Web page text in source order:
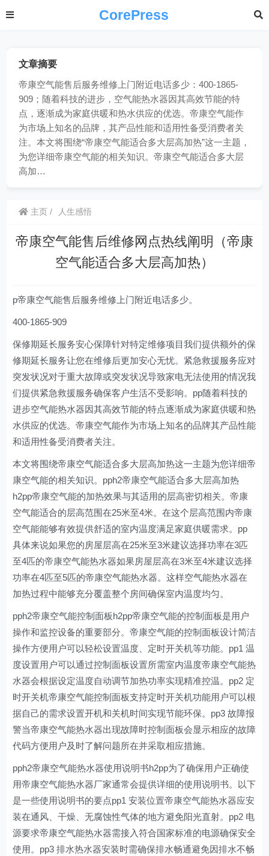
CorePress
文章摘要
帝康空气能售后服务维修上门附近电话多少：400-1865-
909；随着科技的进步，空气能热水器因其高效节能的特
点，逐渐成为家庭供暖和热水供应的优选。帝康空气能作
为市场上知名的品牌，其产品性能和适用性备受消费者关
注。本文将围绕“帝康空气能适合多大层高加热”这一主题，
为您详细帝康空气能的相关知识。帝康空气能适合多大层
高加…
主页 人生感悟
帝康空气能售后维修网点热线阐明（帝康
空气能适合多大层高加热）
p帝康空气能售后服务维修上门附近电话多少。
400-1865-909
保修期延长服务安心保障针对特定维修项目我们提供额外的保
修期延长服务让您在维修后更加安心无忧。紧急救援服务应对
突发状况对于重大故障或突发状况导致家电无法使用的情况我
们提供紧急救援服务确保客户生活不受影响。pp随着科技的
进步空气能热水器因其高效节能的特点逐渐成为家庭供暖和热
水供应的优选。帝康空气能作为市场上知名的品牌其产品性能
和适用性备受消费者关注。
本文将围绕帝康空气能适合多大层高加热这一主题为您详细帝
康空气能的相关知识。pph2帝康空气能适合多大层高加热
h2pp帝康空气能的加热效果与其适用的层高密切相关。帝康
空气能适合的层高范围在25米至4米。在这个层高范围内帝康
空气能能够有效提供舒适的室内温度满足家庭供暖需求。pp
具体来说如果您的房屋层高在25米至3米建议选择功率在3匹
至4匹的帝康空气能热水器如果房屋层高在3米至4米建议选择
功率在4匹至5匹的帝康空气能热水器。这样空气能热水器在
加热过程中能够充分覆盖整个房间确保室内温度均匀。
pph2帝康空气能控制面板h2pp帝康空气能的控制面板是用户
操作和监控设备的重要部分。帝康空气能的控制面板设计简洁
操作方便用户可以轻松设置温度、定时开关机等功能。pp1 温
度设置用户可以通过控制面板设置所需室内温度帝康空气能热
水器会根据设定温度自动调节加热功率实现精准控温。pp2 定
时开关机帝康空气能控制面板支持定时开关机功能用户可以根
据自己的需求设置开机和关机时间实现节能环保。pp3 故障报
警当帝康空气能热水器出现故障时控制面板会显示相应的故障
代码方便用户及时了解问题所在并采取相应措施。
pph2帝康空气能热水器使用说明书h2pp为了确保用户正确使
用帝康空气能热水器厂家通常会提供详细的使用说明书。以下
是一些使用说明书的要点pp1 安装位置帝康空气能热水器应安
装在通风、干燥、无腐蚀性气体的地方避免阳光直射。pp2 电
源要求帝康空气能热水器需接入符合国家标准的电源确保安全
使用。pp3 排水热水器安装时需确保排水畅通避免因排水不畅